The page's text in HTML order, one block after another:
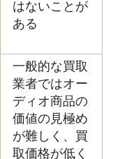
はないことが
ある
一般的な買取
業者ではオー
ディオ商品の
価値の見極め
が難しく、買
取価格が低く